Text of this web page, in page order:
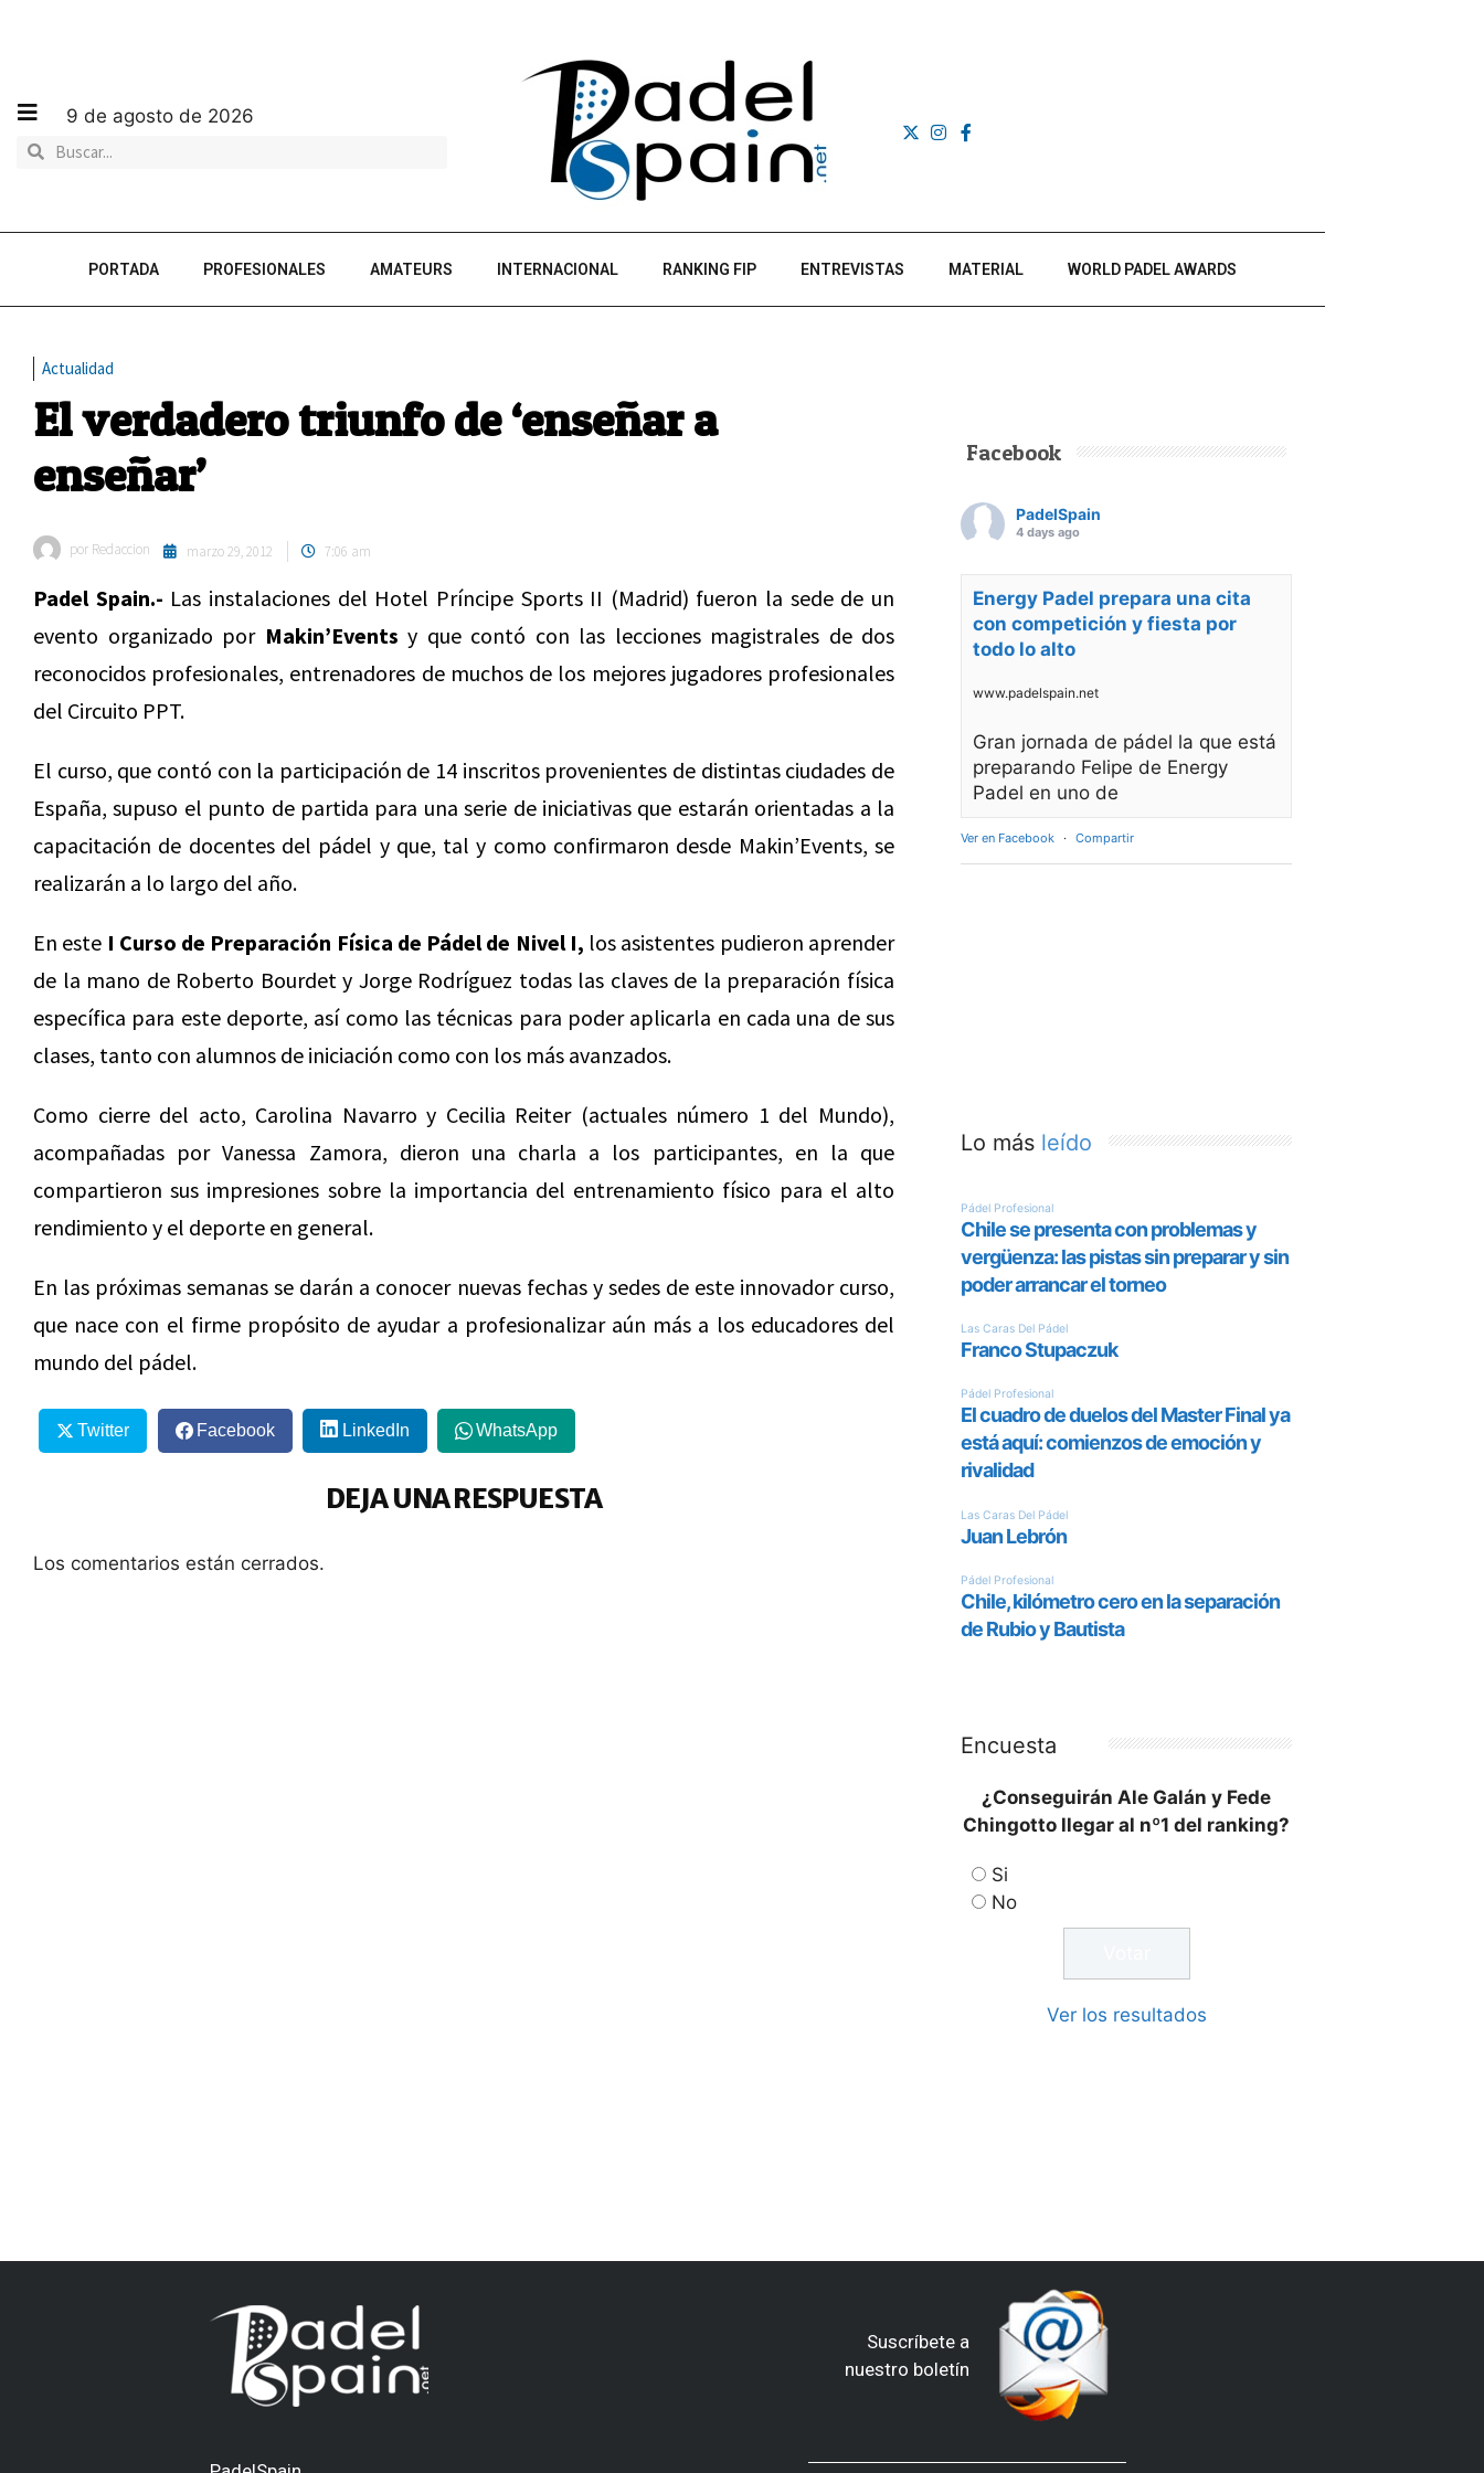
9 de agosto de 2026
PORTADA PROFESIONALES AMATEURS INTERNACIONAL RANKING FIP ENTREVISTAS MATERIAL WORLD PADEL AWARDS
Actualidad
El verdadero triunfo de ‘enseñar a
enseñar’
por Redaccion marzo 29, 2012 7:06 am
Padel Spain.- Las instalaciones del Hotel Príncipe Sports II (Madrid) fueron la sede de un
evento organizado por Makin’Events y que contó con las lecciones magistrales de dos
reconocidos profesionales, entrenadores de muchos de los mejores jugadores profesionales
del Circuito PPT.
El curso, que contó con la participación de 14 inscritos provenientes de distintas ciudades de
España, supuso el punto de partida para una serie de iniciativas que estarán orientadas a la
capacitación de docentes del pádel y que, tal y como confirmaron desde Makin’Events, se
realizarán a lo largo del año.
En este I Curso de Preparación Física de Pádel de Nivel I, los asistentes pudieron aprender
de la mano de Roberto Bourdet y Jorge Rodríguez todas las claves de la preparación física
específica para este deporte, así como las técnicas para poder aplicarla en cada una de sus
clases, tanto con alumnos de iniciación como con los más avanzados.
Como cierre del acto, Carolina Navarro y Cecilia Reiter (actuales número 1 del Mundo),
acompañadas por Vanessa Zamora, dieron una charla a los participantes, en la que
compartieron sus impresiones sobre la importancia del entrenamiento físico para el alto
rendimiento y el deporte en general.
En las próximas semanas se darán a conocer nuevas fechas y sedes de este innovador curso,
que nace con el firme propósito de ayudar a profesionalizar aún más a los educadores del
mundo del pádel.
Twitter Facebook LinkedIn WhatsApp
DEJA UNA RESPUESTA
Los comentarios están cerrados.
Facebook
PadelSpain
4 days ago
Energy Padel prepara una cita
con competición y fiesta por
todo lo alto
www.padelspain.net
Gran jornada de pádel la que está
preparando Felipe de Energy
Padel en uno de
Ver en Facebook · Compartir
Lo más leído
Encuesta
¿Conseguirán Ale Galán y Fede
Chingotto llegar al nº1 del ranking?
Si
No
Ver los resultados
Suscríbete a
nuestro boletín